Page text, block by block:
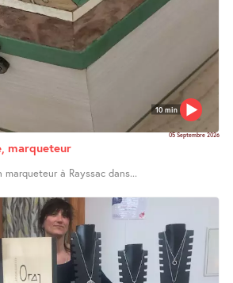
10 min
05 Septembre 2026
marqueteur
à Rayssac dans...